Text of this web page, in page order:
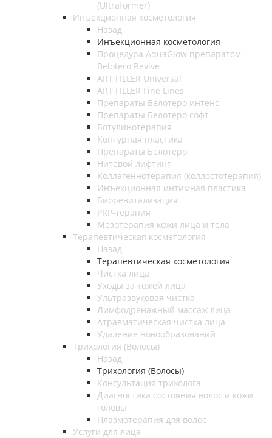
(Ultraformer)
Инъекционная косметология
Назад
Инъекционная косметология
Процедура AquaGlow препаратом
Belotero Revive
ART FILLER Universal
ART FILLER Fine Lines
Препараты Белотеро интенс
Препараты Белотеро софт
Ботулинотерапия
Контурная пластика
Препараты Белотеро
Нитевой лифтинг
Коллагеннотерапия (коллостотерапия)
Инъекционная интимная пластика
Биоревитализация
PRP-терапия
Мезотерапия кожи лица и тела
Терапевтическая косметология
Назад
Терапевтическая косметология
Чистка лица
Уходы за кожей лица
Ультразвуковая чистка
Лимфодренажный массаж лица
Атравматическая чистка лица
Удаление новообразований
Трихология (Волосы)
Назад
Трихология (Волосы)
Консультация трихолога
Диагностика состояния волос и кожи
головы
Плазмотерапия для волос
Услуги для лица